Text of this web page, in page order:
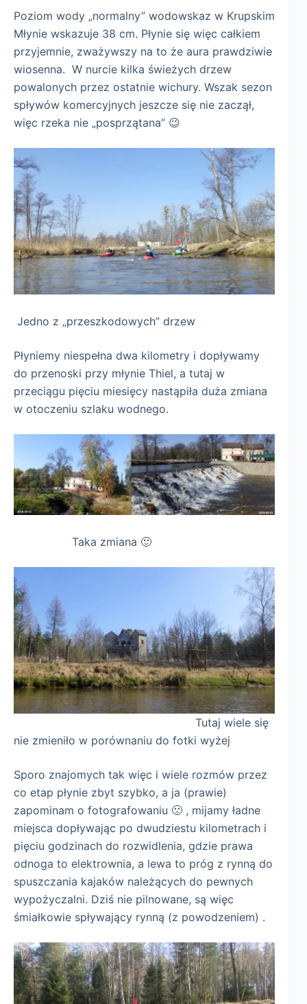
Poziom wody „normalny” wodowskaz w Krupskim
Młynie wskazuje 38 cm. Płynie się więc całkiem
przyjemnie, zważywszy na to że aura prawdziwie
wiosenna. W nurcie kilka świeżych drzew
powalonych przez ostatnie wichury. Wszak sezon
spływów komercyjnych jeszcze się nie zaczął,
więc rzeka nie „posprzątana” 😉
Jedno z „przeszkodowych” drzew
Płyniemy niespełna dwa kilometry i dopływamy
do przenoski przy młynie Thiel, a tutaj w
przeciągu pięciu miesięcy nastąpiła duża zmiana
w otoczeniu szlaku wodnego.
Taka zmiana 🙂
Tutaj wiele się
nie zmieniło w porównaniu do fotki wyżej
Sporo znajomych tak więc i wiele rozmów przez
co etap płynie zbyt szybko, a ja (prawie)
zapominam o fotografowaniu 🙁 , mijamy ładne
miejsca dopływając po dwudziestu kilometrach i
pięciu godzinach do rozwidlenia, gdzie prawa
odnoga to elektrownia, a lewa to próg z rynną do
spuszczania kajaków należących do pewnych
wypożyczalni. Dziś nie pilnowane, są więc
śmiałkowie spływający rynną (z powodzeniem) .